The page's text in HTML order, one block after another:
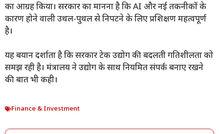
का आग्रह किया। सरकार का मानना है कि AI और नई तकनीकों के
कारण होने वाली उथल-पुथल से निपटने के लिए प्रशिक्षण महत्वपूर्ण
है।
यह बयान दर्शाता है कि सरकार टेक उद्योग की बदलती गतिशीलता को
समझ रही है। मंत्रालय ने उद्योग के साथ नियमित संपर्क बनाए रखने
की बात भी कही।
Finance & Investment